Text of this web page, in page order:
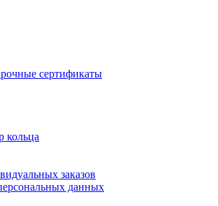
сертификаты
кольца
заказов
данных